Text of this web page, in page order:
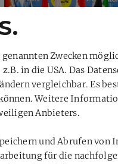
Zwecken
in die USA. Das
vergleichbar. Es
Weitere
Anbieters.
und Abrufen
für die